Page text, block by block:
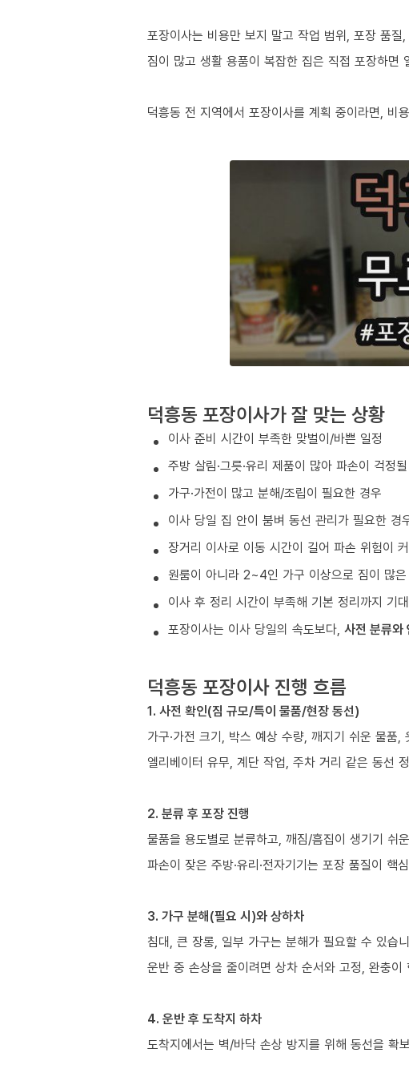
포장이사는 비용만 보지 말고 작업 범위, 포장 품
짐이 많고 생활 용품이 복잡한 집은 직접 포장하면
덕흥동 전 지역에서 포장이사를 계획 중이라면, 비
덕흥동 포장이사가 잘 맞는 상황
이사 준비 시간이 부족한 맞벌이/바쁜 일정
주방 살림·그릇·유리 제품이 많아 파손이 걱정
가구·가전이 많고 분해/조립이 필요한 경우
이사 당일 집 안이 붐벼 동선 관리가 필요한 경
장거리 이사로 이동 시간이 길어 파손 위험이
원룸이 아니라 2~4인 가구 이상으로 짐이 많은
이사 후 정리 시간이 부족해 기본 정리까지 기
포장이사는 이사 당일의 속도보다, 사전 분류와
덕흥동 포장이사 진행 흐름
1. 사전 확인(짐 규모/특이 물품/현장 동선)
가구·가전 크기, 박스 예상 수량, 깨지기 쉬운 물품
엘리베이터 유무, 계단 작업, 주차 거리 같은 동선
2. 분류 후 포장 진행
물품을 용도별로 분류하고, 깨짐/흠집이 생기기 쉬
파손이 잦은 주방·유리·전자기기는 포장 품질이 핵
3. 가구 분해(필요 시)와 상하차
침대, 큰 장롱, 일부 가구는 분해가 필요할 수 있습
운반 중 손상을 줄이려면 상차 순서와 고정, 완충이
4. 운반 후 도착지 하차
도착지에서는 벽/바닥 손상 방지를 위해 동선을 확